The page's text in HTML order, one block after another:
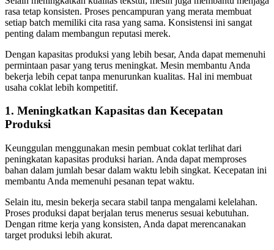
rasa tetap konsisten. Proses pencampuran yang merata membuat
setiap batch memiliki cita rasa yang sama. Konsistensi ini sangat
penting dalam membangun reputasi merek.
Dengan kapasitas produksi yang lebih besar, Anda dapat memenuhi
permintaan pasar yang terus meningkat. Mesin membantu Anda
bekerja lebih cepat tanpa menurunkan kualitas. Hal ini membuat
usaha coklat lebih kompetitif.
1. Meningkatkan Kapasitas dan Kecepatan
Produksi
Keunggulan menggunakan mesin pembuat coklat terlihat dari
peningkatan kapasitas produksi harian. Anda dapat memproses
bahan dalam jumlah besar dalam waktu lebih singkat. Kecepatan ini
membantu Anda memenuhi pesanan tepat waktu.
Selain itu, mesin bekerja secara stabil tanpa mengalami kelelahan.
Proses produksi dapat berjalan terus menerus sesuai kebutuhan.
Dengan ritme kerja yang konsisten, Anda dapat merencanakan
target produksi lebih akurat.